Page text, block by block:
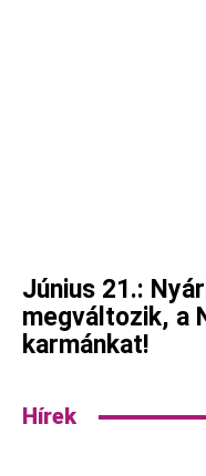
Június 21.:
megváltozik, a
karmánkat!
Hírek